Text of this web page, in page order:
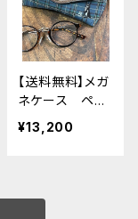
【送料無料】メガ
ネケース ペン
ギン ネイビ
ー タータンチ
¥13,200